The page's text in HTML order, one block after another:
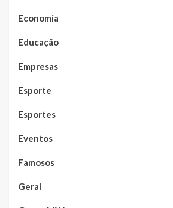
Economia
Educação
Empresas
Esporte
Esportes
Eventos
Famosos
Geral